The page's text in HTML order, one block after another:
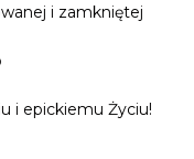
i zamkniętej
i epickiemu Życiu!